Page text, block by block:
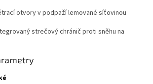
otvory v podpaží lemované síťovinou
strečový chránič proti sněhu na